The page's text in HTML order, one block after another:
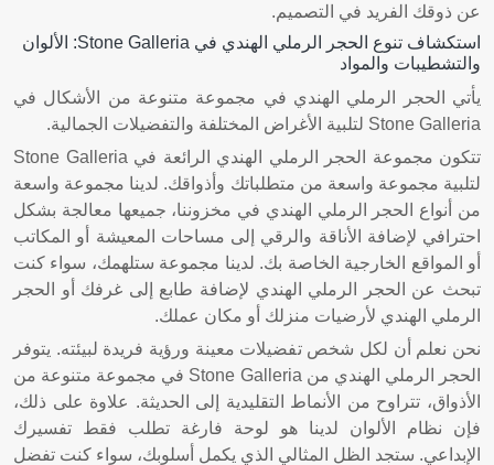
عن ذوقك الفريد في التصميم.
استكشاف تنوع الحجر الرملي الهندي في Stone Galleria: الألوان
والتشطيبات والمواد
يأتي الحجر الرملي الهندي في مجموعة متنوعة من الأشكال في
Stone Galleria لتلبية الأغراض المختلفة والتفضيلات الجمالية.
تتكون مجموعة الحجر الرملي الهندي الرائعة في Stone Galleria
لتلبية مجموعة واسعة من متطلباتك وأذواقك. لدينا مجموعة واسعة
من أنواع الحجر الرملي الهندي في مخزوننا، جميعها معالجة بشكل
احترافي لإضافة الأناقة والرقي إلى مساحات المعيشة أو المكاتب
أو المواقع الخارجية الخاصة بك. لدينا مجموعة ستلهمك، سواء كنت
تبحث عن الحجر الرملي الهندي لإضافة طابع إلى غرفك أو الحجر
الرملي الهندي لأرضيات منزلك أو مكان عملك.
نحن نعلم أن لكل شخص تفضيلات معينة ورؤية فريدة لبيئته. يتوفر
الحجر الرملي الهندي من Stone Galleria في مجموعة متنوعة من
الأذواق، تتراوح من الأنماط التقليدية إلى الحديثة. علاوة على ذلك،
فإن نظام الألوان لدينا هو لوحة فارغة تطلب فقط تفسيرك
الإبداعي. ستجد الظل المثالي الذي يكمل أسلوبك، سواء كنت تفضل